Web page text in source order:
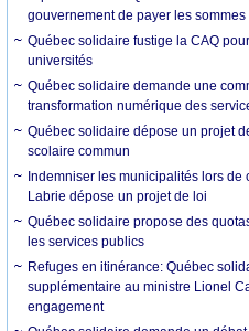
gouvernement de payer les sommes
Québec solidaire fustige la CAQ
universités
Québec solidaire demande une
transformation numérique des
Québec solidaire dépose un projet
scolaire commun
Indemniser les municipalités lors de
Labrie dépose un projet de loi
Québec solidaire propose des
les services publics
Refuges en itinérance: Québec
supplémentaire au ministre Lionel
engagement